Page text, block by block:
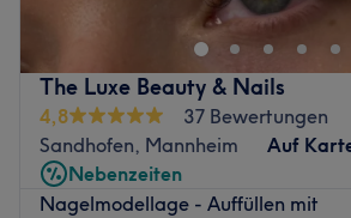
zurücklehnen. Die Profis verwöhnen
mit ihrer innovativen Methode für ein
und verjüngtes Hautbild - mit sofort
anhaltenden Ergebnissen.
Nächste öffentliche Verkehrsmittel:
Die Station Kunsthalle ist nur 2
entfernt.
The Luxe Beauty & Nails
4,8
37 Bewertungen
Sandhofen, Mannheim
Auf
Nebenzeiten
Nagelmodellage - Auffüllen mit